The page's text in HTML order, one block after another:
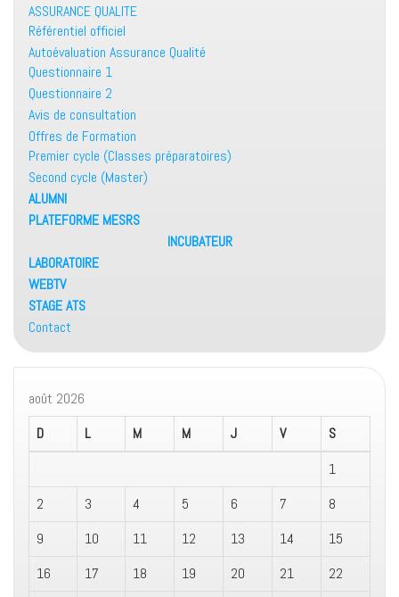
ASSURANCE QUALITE
Référentiel officiel
Autoévaluation Assurance Qualité
Questionnaire 1
Questionnaire 2
Avis de consultation
Offres de Formation
Premier cycle (Classes préparatoires)
Second cycle (Master)
ALUMNI
PLATEFORME MESRS
INCUBATEUR
LABORATOIRE
WEBTV
STAGE ATS
Contact
août 2026
D
L M M J V
S
1
2
3 4 5 6 7
8
9
10 11 12 13 14
15
16
17 18 19 20 21
22